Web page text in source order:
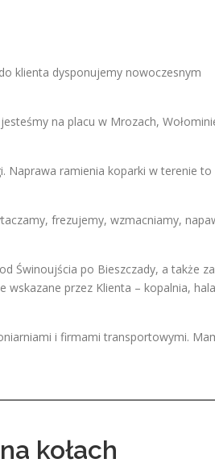
klienta dysponujemy nowoczesnym
na placu w Mrozach,
Naprawa ramienia koparki w terenie
frezujemy, wzmacniamy,
Świnoujścia po Bieszczady, a także za
wskazane przez Klienta – kopalnia,
i firmami transportowymi.
kołach